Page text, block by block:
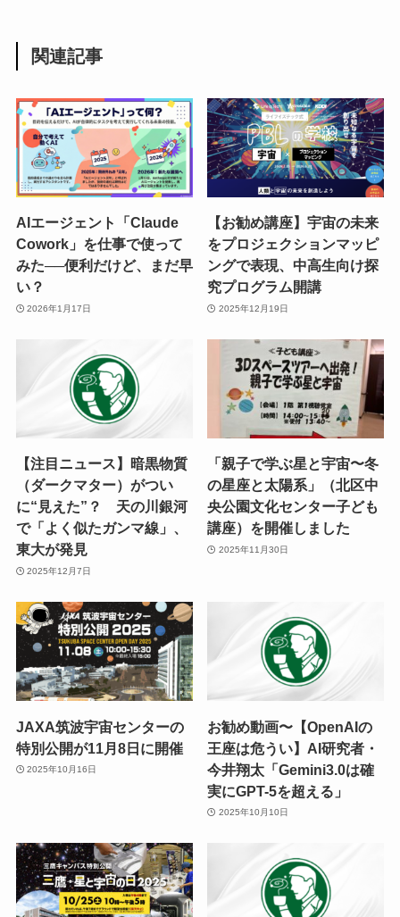
関連記事
AIエージェント「Claude
Cowork」を仕事で使って
みた──便利だけど、まだ早
い？
2026年1月17日
【お勧め講座】宇宙の未来
をプロジェクションマッピ
ングで表現、中高生向け探
究プログラム開講
2025年12月19日
【注目ニュース】暗黒物質
（ダークマター）がつい
に“見えた”？ 天の川銀河
で「よく似たガンマ線」、
東大が発見
2025年12月7日
「親子で学ぶ星と宇宙〜冬
の星座と太陽系」（北区中
央公園文化センター子ども
講座）を開催しました
2025年11月30日
JAXA筑波宇宙センターの
特別公開が11月8日に開催
2025年10月16日
お勧め動画〜【OpenAIの
王座は危うい】AI研究者・
今井翔太「Gemini3.0は確
実にGPT-5を超える」
2025年10月10日